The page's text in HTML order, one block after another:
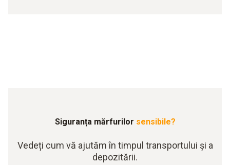
Siguranța mărfurilor sensibile?
Vedeți cum vă ajutăm în timpul transportului și a
depozitării.